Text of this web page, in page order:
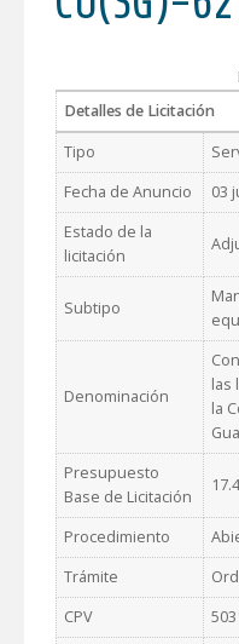
Detalles de Licitación
Tipo
Fecha de Anuncio
03
Estado de la
licitación
Subtipo
Denominación
las
la
Presupuesto
Base de Licitación
Procedimiento
Trámite
CPV